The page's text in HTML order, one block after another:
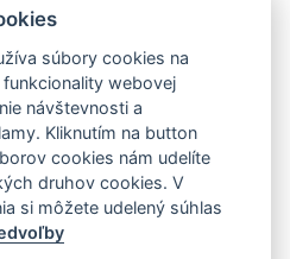
čítačky
súbory cookies na
webovej
návštevnosti a
Kliknutím na button
cookies nám udelíte
druhov cookies. V
si môžete udelený súhlas